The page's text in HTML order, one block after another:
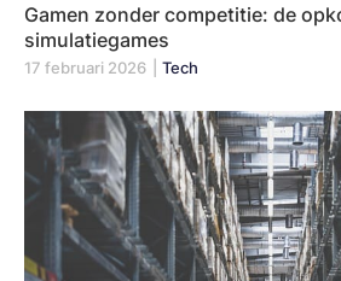
Gamen zonder competitie: de
simulatiegames
17 februari 2026 Tech